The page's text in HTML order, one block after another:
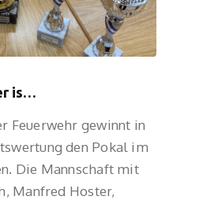
is…
Feuerwehr gewinnt in
den Pokal im
Die Mannschaft mit
Manfred Hoster,